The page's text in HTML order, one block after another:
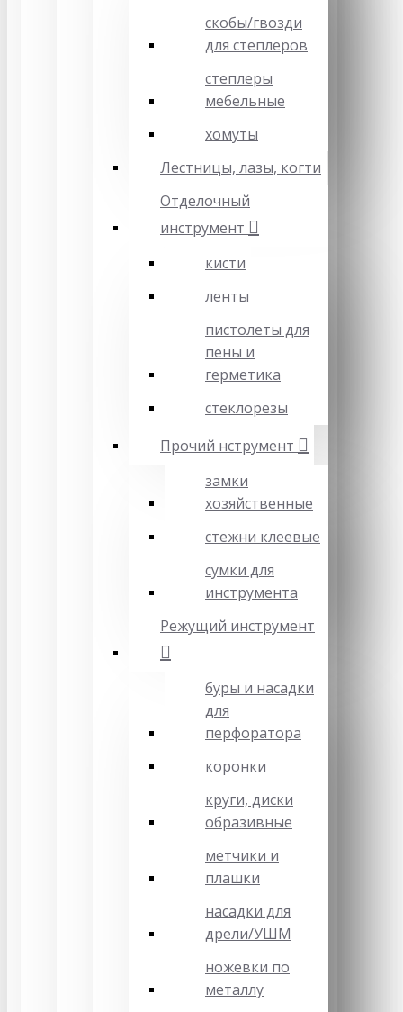
скобы/гвозди
для степлеров
степлеры
мебельные
хомуты
Лестницы, лазы, когти
Отделочный
инструмент
кисти
ленты
пистолеты для
пены и
герметика
стеклорезы
Прочий нструмент
замки
хозяйственные
стежни клеевые
сумки для
инструмента
Режущий инструмент
буры и насадки
для
перфоратора
коронки
круги, диски
образивные
метчики и
плашки
насадки для
дрели/УШМ
ножевки по
металлу